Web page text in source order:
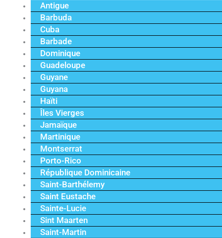
Antigue
Barbuda
Cuba
Barbade
Dominique
Guadeloupe
Guyane
Guyana
Haïti
Îles Vierges
Jamaïque
Martinique
Montserrat
Porto-Rico
République Dominicaine
Saint-Barthélemy
Saint Eustache
Sainte-Lucie
Sint Maarten
Saint-Martin